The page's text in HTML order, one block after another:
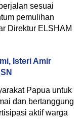
sesuai
pemulihan
Direktur ELSHAM
Isteri Amir
Papua untuk
dan bertanggung
aktif warga